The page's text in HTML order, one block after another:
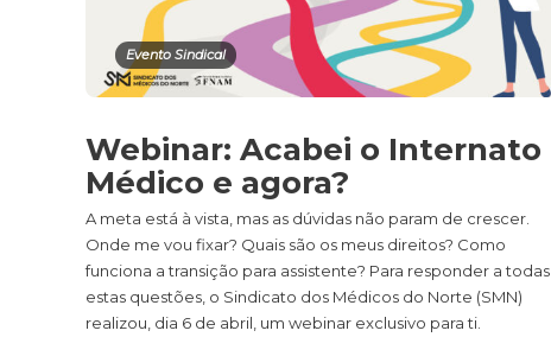
Evento Sindical
Webinar: Acabei o Internato
Médico e agora?
A meta está à vista, mas as dúvidas não param de crescer.
Onde me vou fixar? Quais são os meus direitos? Como
funciona a transição para assistente? Para responder a todas
estas questões, o Sindicato dos Médicos do Norte (SMN)
realizou, dia 6 de abril, um webinar exclusivo para ti.